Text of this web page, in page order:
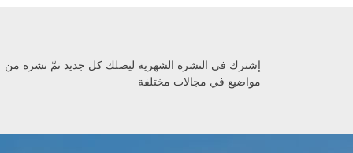
إشترك في النشرة الشهرية ليصلك كل جديد تمّ نشره من
مواضيع في مجالات مختلفة